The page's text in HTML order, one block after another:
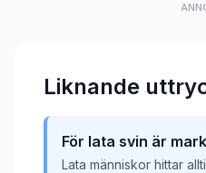
Liknande
För lata svin är
Lata människor hittar